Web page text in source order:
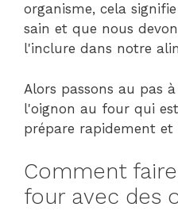
organisme, cela
sain et que nous
l'inclure dans notre
Alors passons au pas
l'oignon au four qui
prépare rapidement et
Comment
four avec des